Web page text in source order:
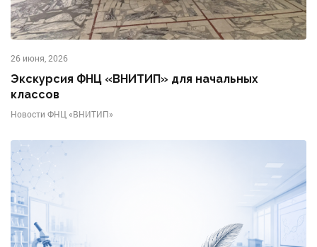
26 июня, 2026
Экскурсия ФНЦ «ВНИТИП» для начальных
классов
Новости ФНЦ «ВНИТИП»